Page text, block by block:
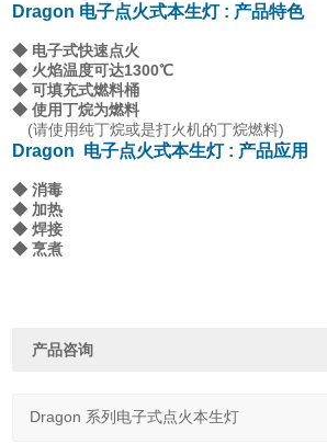
Dragon 电子点火式本生灯: 产品特色
◆ 电子式快速点火
◆ 火焰温度可达1300℃
◆ 可填充式燃料桶
◆ 使用丁烷为燃料
(请使用纯丁烷或是打火机的丁烷燃料)
Dragon 电子点火式本生灯: 产品应用
◆ 消毒
◆ 加热
◆ 焊接
◆ 烹煮
产品咨询